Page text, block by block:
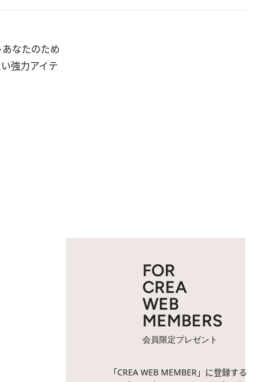
なたのため
強力アイテ
FOR
CREA
WEB
MEMBERS
会員限定プレゼント
「CREA WEB MEMBER」に登録する